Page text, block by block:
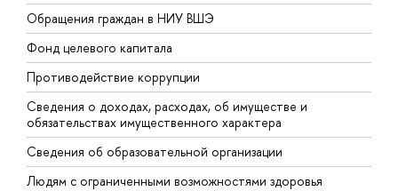
Обращения граждан в НИУ ВШЭ
Фонд целевого капитала
Противодействие коррупции
Сведения о доходах, расходах, об имуществе и
обязательствах имущественного характера
Сведения об образовательной организации
Людям с ограниченными возможностями здоровья